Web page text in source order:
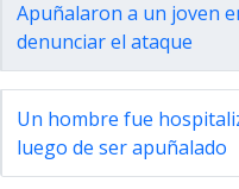
Apuñalaron a un joven
denunciar el ataque
Un hombre fue
luego de ser apuñalado